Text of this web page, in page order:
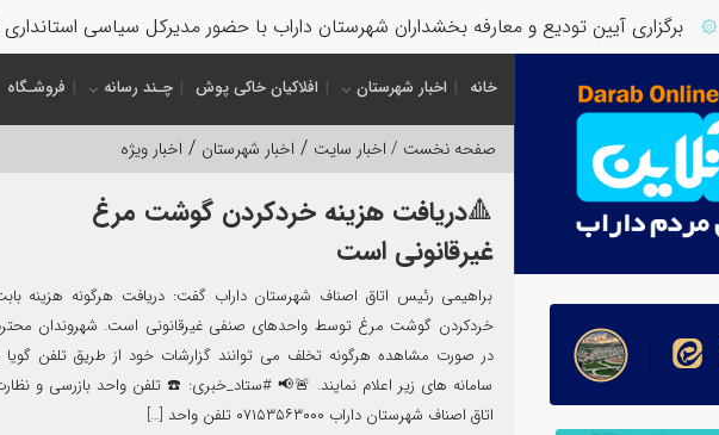
برگزاری آیین تودیع و معارفه بخشداران شهرستان داراب با حضور مدیرکل سیاسی استانداری
خانه اخبار شهرستان افلاکیان خاکی پوش چـند رسانه فروشـگاه
صفحه نخست / اخبار سایت / اخبار شهرستان / اخبار ویژه
🔺دریافت هزینه خردکردن گوشت مرغ
غیرقانونی است
براهیمی رئیس اتاق اصناف شهرستان داراب گفت: دریافت هرگونه هزینه
خردکردن گوشت مرغ توسط واحدهای صنفی غیرقانونی است. شهروندان
در صورت مشاهده هرگونه تخلف می توانند گزارشات خود از طریق تلفن گویا
سامانه های زیر اعلام نمایند. 🚨📢 #ستاد_خبری: ☎️ تلفن واحد بازرسی و
اتاق اصناف شهرستان داراب ۰۷۱۵۳۵۶۳۰۰۰ تلفن واحد […]